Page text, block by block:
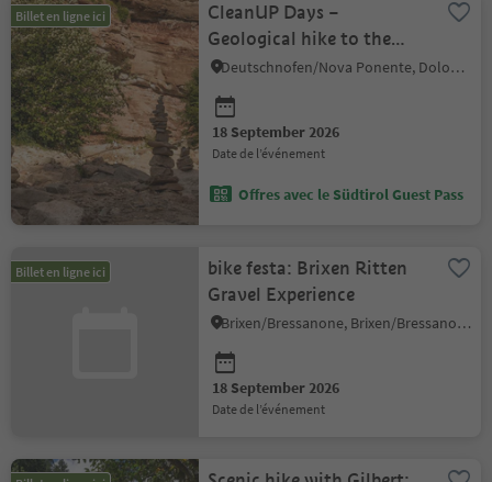
Billet en ligne ici
CleanUP Days –
Geological hike to the
Bletterbach
Deutschnofen/Nova Ponente, Dolomites Region Eggental
18 September 2026
date de l’événement
Offres avec le Südtirol Guest Pass
Billet en ligne ici
bike festa: Brixen Ritten
Gravel Experience
Brixen/Bressanone, Brixen/Bressanone and environs
18 September 2026
date de l’événement